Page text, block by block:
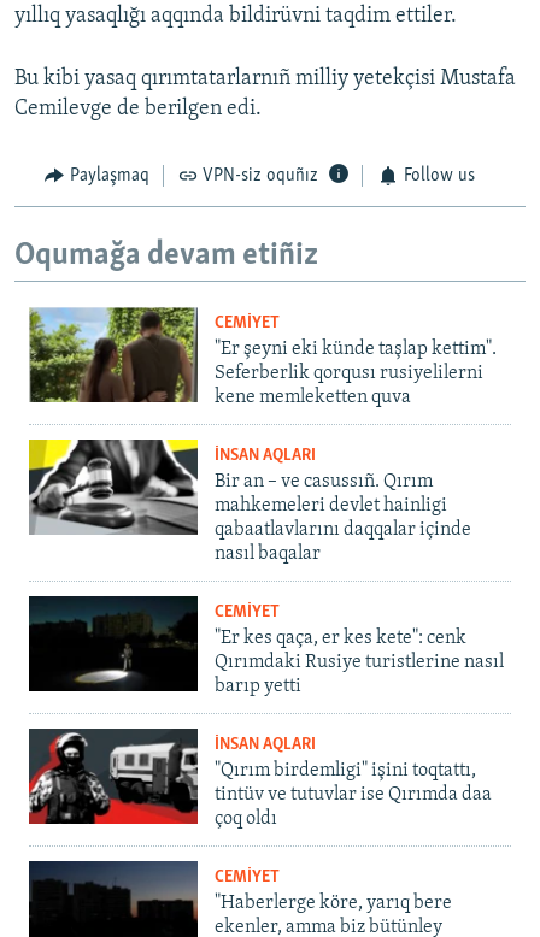
yıllıq yasaqlığı aqqında bildirüvni taqdim ettiler.
Bu kibi yasaq qırımtatarlarnıñ milliy yetekçisi Mustafa
Cemilevge de berilgen edi.
Paylaşmaq VPN-siz oquñız Follow us
Oqumağa devam etiñiz
CEMİYET
"Er şeyni eki künde taşlap kettim".
Seferberlik qorqusı rusiyelilerni
kene memleketten quva
İNSAN AQLARI
Bir an – ve casussıñ. Qırım
mahkemeleri devlet hainligi
qabaatlavlarını daqqalar içinde
nasıl baqalar
CEMİYET
"Er kes qaça, er kes kete": cenk
Qırımdaki Rusiye turistlerine nasıl
barıp yetti
İNSAN AQLARI
"Qırım birdemligi" işini toqtattı,
tintüv ve tutuvlar ise Qırımda daa
çoq oldı
CEMİYET
"Haberlerge köre, yarıq bere
ekenler, amma biz bütünley